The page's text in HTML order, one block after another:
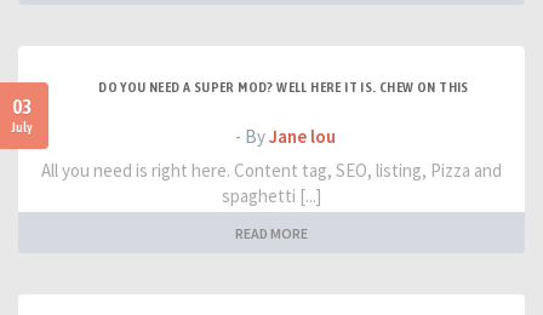
03
July
DO YOU NEED A SUPER MOD? WELL HERE IT IS. CHEW ON THIS
- ByJane lou
All you need is right here. Content tag, SEO, listing, Pizza and
spaghetti [...]
READ MORE